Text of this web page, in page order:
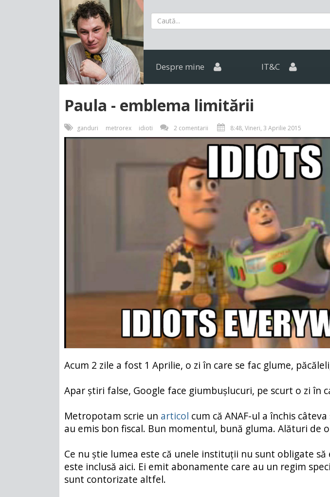
Despre mine IT&C
Paula - emblema limitării
ganduri metrorex idioti 2 comentarii 8:48, Vineri, 3 Aprilie 2015
Acum 2 zile a fost 1 Aprilie, o zi în care se fac glume,
Apar știri false, Google face giumbușlucuri, pe scurt o zi în
Metropotam scrie un articol cum că ANAF-ul a închis
au emis bon fiscal. Bun momentul, bună gluma. Alături de
Ce nu știe lumea este că unele instituții nu sunt obligate
este inclusă aici. Ei emit abonamente care au un regim
sunt contorizate altfel.